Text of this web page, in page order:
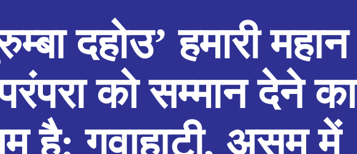
साक्षात्कार
ब्लॉग
फोटो बूथ
दहोउ’ हमारी महान
को सम्मान देने का
है: गुवाहाटी, असम में